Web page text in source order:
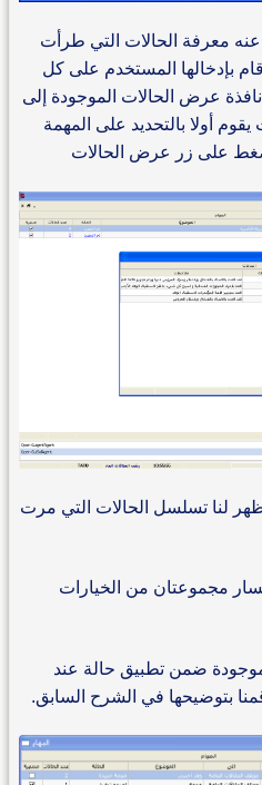
معرفة الحالات التي طرأت
بإدخالها المستخدم على كل
عرض الحالات الموجودة إلى
أولا بالتحديد على المهمة
على زر عرض الحالات
لنا تسلسل الحالات التي مرت
مجموعتان من الخيارات
ضمن تطبيق حالة عند
قمنا بتوضيحها في الشرح السابق.